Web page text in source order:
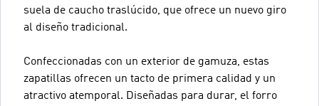
suela de caucho traslúcido, que ofrece un nuevo giro
al diseño tradicional.
Confeccionadas con un exterior de gamuza, estas
zapatillas ofrecen un tacto de primera calidad y un
atractivo atemporal. Diseñadas para durar, el forro